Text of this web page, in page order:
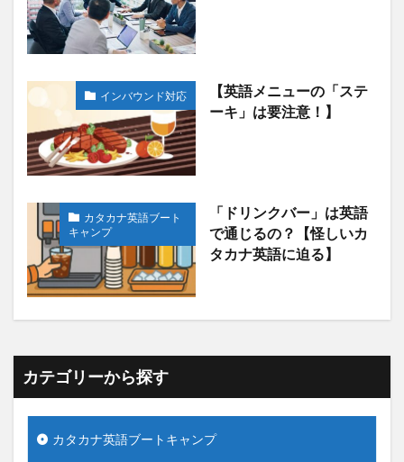
インバウンド対応
【英語メニューの「ステ
ーキ」は要注意！】
カタカナ英語ブート
キャンプ
「ドリンクバー」は英語
で通じるの？【怪しいカ
タカナ英語に迫る】
カテゴリーから探す
カタカナ英語ブートキャンプ